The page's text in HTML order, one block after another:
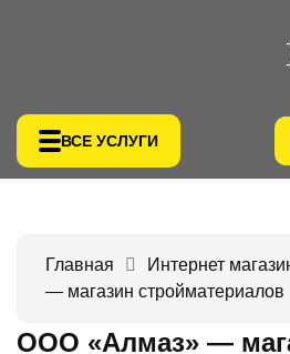
ВСЕ УСЛУГИ
Главная Интернет
— магазин стройматериалов
ООО «Алмаз» —